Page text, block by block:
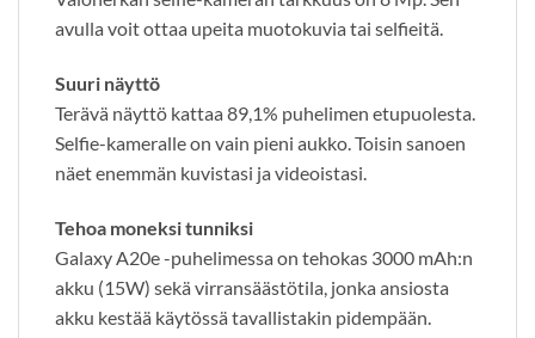
avulla voit ottaa upeita muotokuvia tai selfieitä.
Suuri näyttö
Terävä näyttö kattaa 89,1% puhelimen etupuolesta.
Selfie-kameralle on vain pieni aukko. Toisin sanoen
näet enemmän kuvistasi ja videoistasi.
Tehoa moneksi tunniksi
Galaxy A20e -puhelimessa on tehokas 3000 mAh:n
akku (15W) sekä virransäästötila, jonka ansiosta
akku kestää käytössä tavallistakin pidempään.